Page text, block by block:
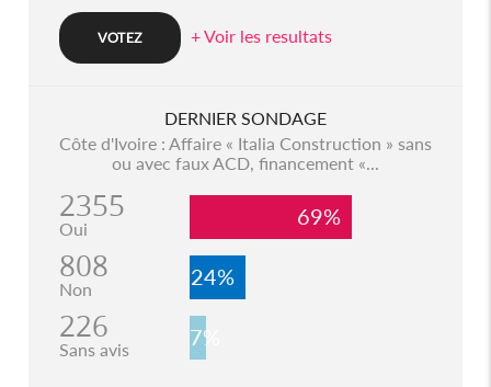
+ Voir les resultats
DERNIER SONDAGE
Côte d'Ivoire : Affaire « Italia Construction » sans
ou avec faux ACD, financement «...
2355
Oui 69%
808
Non 24%
226
Sans avis 7%